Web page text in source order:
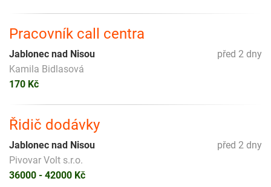
Pracovník call centra
před 2 dny
Jablonec nad Nisou
Kamila Bidlasová
170 Kč
Řidič dodávky
před 2 dny
Jablonec nad Nisou
Pivovar Volt s.r.o.
36000 - 42000 Kč